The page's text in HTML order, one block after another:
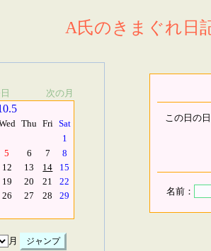
A氏のきまぐれ日
次の月
Thu Fri Sat
1
5 6 7
8
12 13 14
15
19 20 21
22
26 27 28
29
月
この日の
名前：